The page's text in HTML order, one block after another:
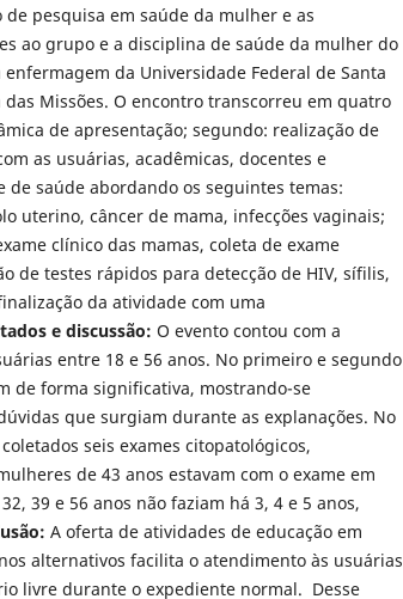
pesquisa em saúde da mulher e as
ao grupo e a disciplina de saúde da mulher do
da Universidade Federal de Santa
Missões. O encontro transcorreu em quatro
de apresentação; segundo: realização de
as usuárias, acadêmicas, docentes e
saúde abordando os seguintes temas:
uterino, câncer de mama, infecções vaginais;
clínico das mamas, coleta de exame
de testes rápidos para detecção de HIV, sífilis,
da atividade com uma
e discussão: O evento contou com a
entre 18 e 56 anos. No primeiro e segundo
de forma significativa, mostrando-se
que surgiam durante as explanações. No
seis exames citopatológicos,
de 43 anos estavam com o exame em
39 e 56 anos não faziam há 3, 4 e 5 anos,
A oferta de atividades de educação em
alternativos facilita o atendimento às usuárias
livre durante o expediente normal. Desse